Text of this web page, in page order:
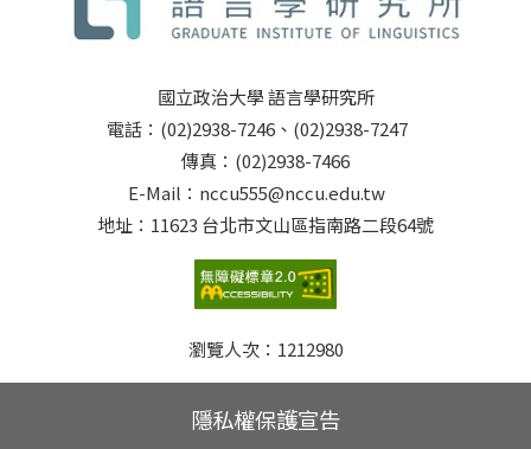
國立政治大學 語言學研究所
電話：(02)2938-7246、(02)2938-7247
傳真：(02)2938-7466
E-Mail：nccu555@nccu.edu.tw
地址：11623 台北市文山區指南路二段64號
瀏覽人次： 1212980
隱私權保護宣告